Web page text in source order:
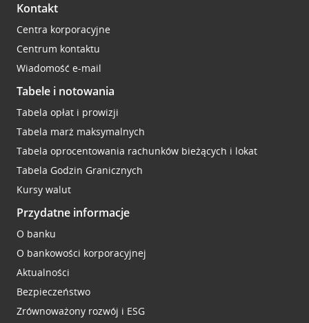
Kontakt
Centra korporacyjne
Centrum kontaktu
Wiadomość e-mail
Tabele i notowania
Tabela opłat i prowizji
Tabela marż maksymalnych
Tabela oprocentowania rachunków bieżących i lokat
Tabela Godzin Granicznych
Kursy walut
Przydatne informacje
O banku
O bankowości korporacyjnej
Aktualności
Bezpieczeństwo
Zrównoważony rozwój i ESG